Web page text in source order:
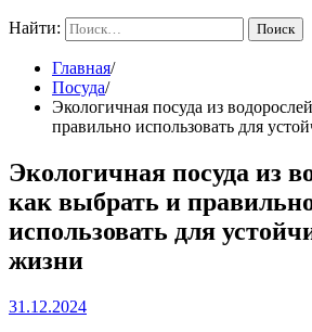
Найти:
Главная
Посуда
Экологичная посуда из
правильно использовать для
Экологичная посуда из
как выбрать и
использовать для
жизни
31.12.2024